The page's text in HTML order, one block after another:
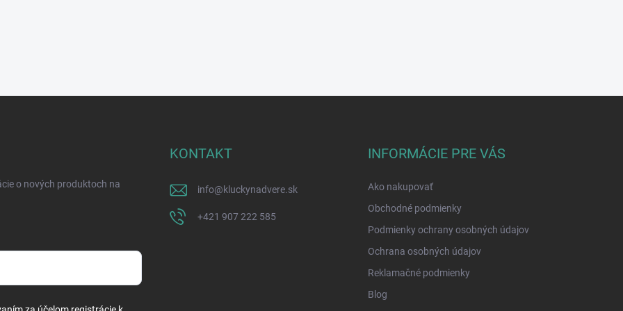
o nových produktoch na
KONTAKT
info@kluckynadvere.sk
+421 907 222 585
INFORMÁCIE PRE VÁS
Ako nakupovať
Obchodné podmienky
Podmienky ochrany osobných údajov
Ochrana osobných údajov
Reklamačné podmienky
Blog